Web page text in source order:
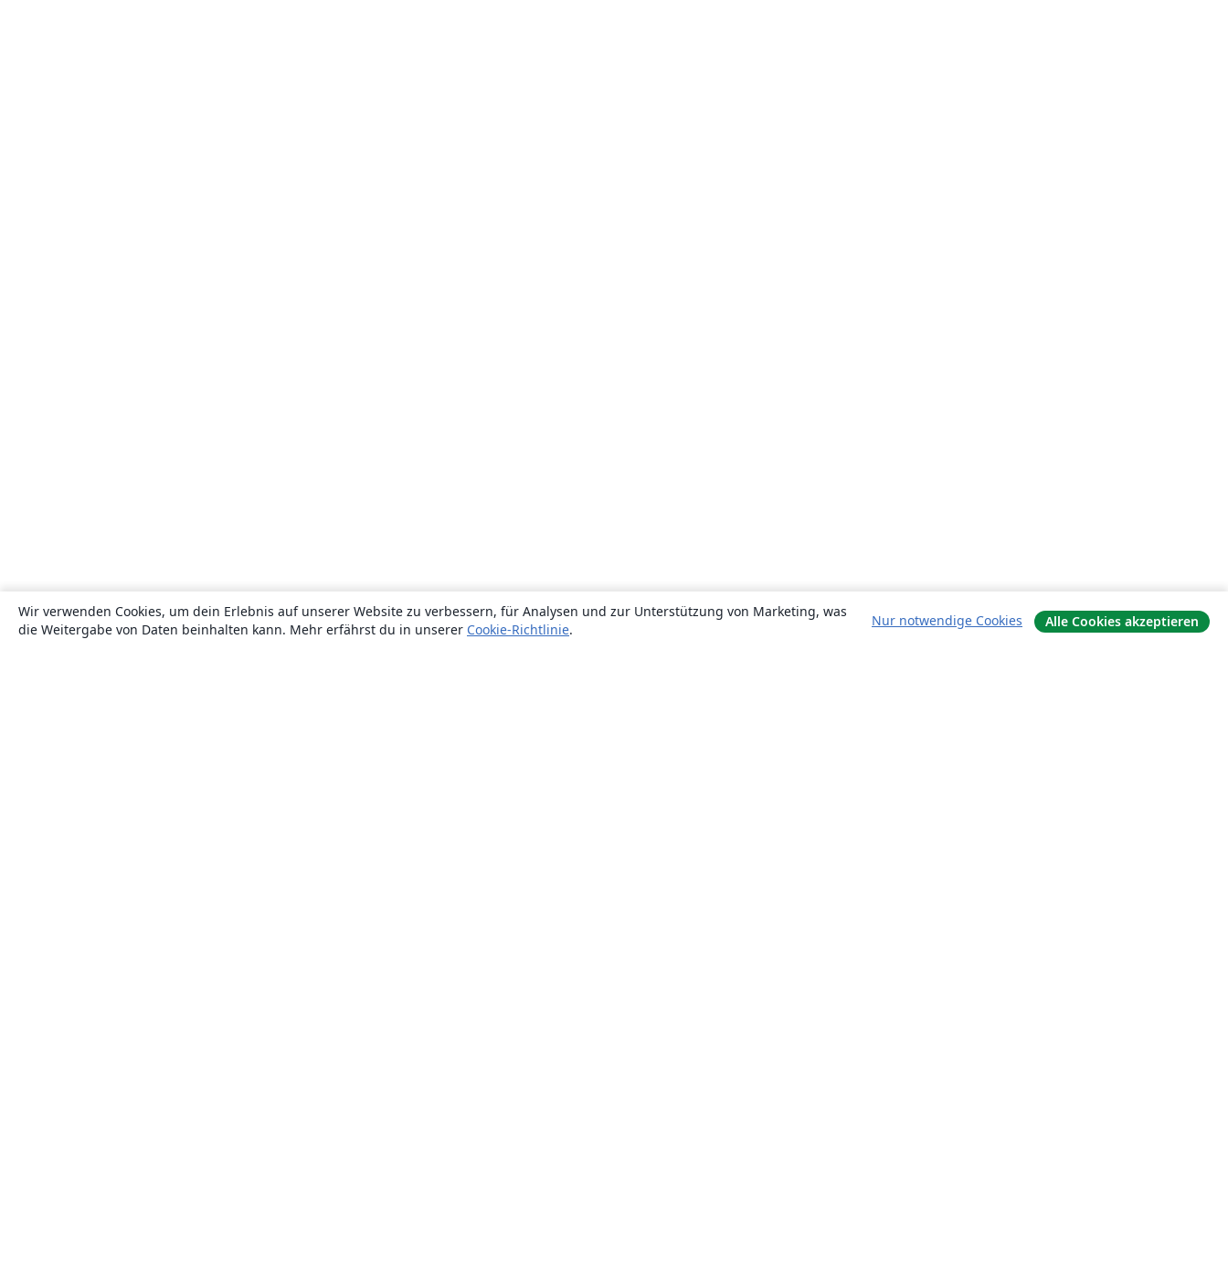
Wir verwenden Cookies, um dein Erlebnis auf unserer Website zu verbessern, für Analysen und zur Unterstützung von Marketing, was
die Weitergabe von Daten beinhalten kann. Mehr erfährst du in unserer Cookie-Richtlinie.
Nur notwendige Cookies Alle Cookies akzeptieren